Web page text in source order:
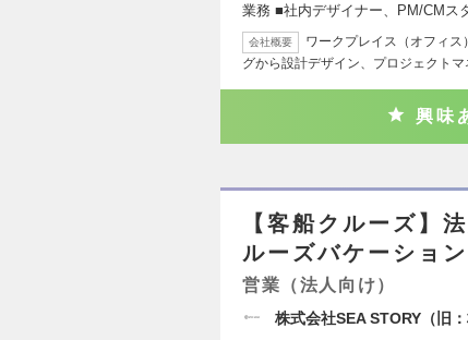
業務 ■社内デザイナー、PM/CMス
会社概要
ワークプレイス（オフィ
グから設計デザイン、プロジェクト
興味
【客船クルーズ】
ルーズバケーション
営業（法人向け）
株式会社SEA STORY（旧